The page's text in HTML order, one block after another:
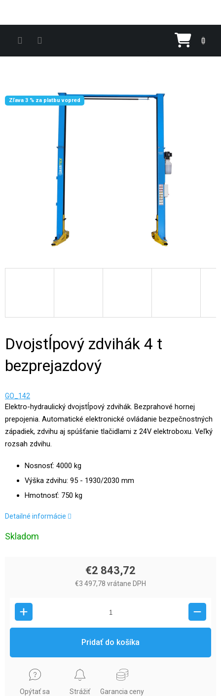
Zľava 3 % za platbu vopred
Dvojstĺpový zdvihák 4 t
bezprejazdový
GO_142
Elektro-hydraulický dvojstĺpový zdvihák. Bezprahové hornej
prepojenia. Automatické elektronické ovládanie bezpečnostných
západiek, zdvihu aj spúšťanie tlačidlami z 24V elektroboxu. Veľký
rozsah zdvihu.
Nosnosť: 4000 kg
Výška zdvihu: 95 - 1930/2030 mm
Hmotnosť: 750 kg
Detailné informácie
Skladom
€2 843,72
€3 497,78 vrátane DPH
Pridať do košíka
Opýtať sa Strážiť Garancia ceny